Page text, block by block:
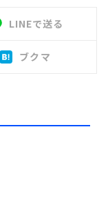
LINEで送る
ブクマ